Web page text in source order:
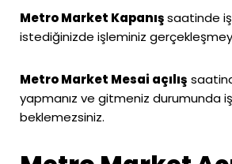
Metro Market Kapanışsaatinde
istediğinizde işleminiz
Metro Market Mesai açılış
yapmanız ve gitmeniz durumunda
beklemezsiniz.